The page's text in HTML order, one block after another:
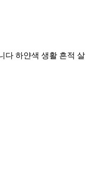
다 하얀색 생활 흔적 살